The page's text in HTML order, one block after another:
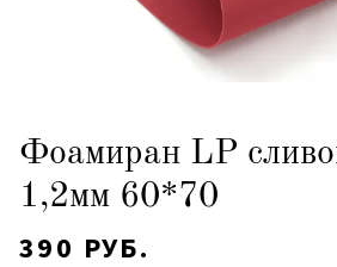
Фоамиран LP
1,2мм 60*70
390 РУБ.